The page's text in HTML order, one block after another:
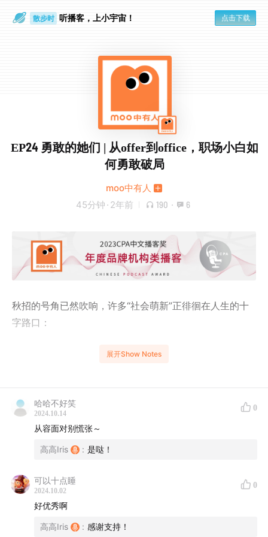
散步时 听播客，上小宇宙！ 点击下载
EP24 勇敢的她们 | 从offer到office，职场小白如
何勇敢破局
moo中有人
45分钟 · 2年前 190 · 6
秋招的号角已然吹响，许多“社会萌新”正徘徊在人生的十
字路口：
是选择考研？出国留学？还是直接踏上职场之路？
面”？
在本期节目中，我们邀请到了初入职场半年的君君和
这一段冒险旅程
力下保持勇敢的？
展开Show Notes
哈哈不好笑
2024.10.14
0
从容面对别慌张～
高高Iris : 是哒！
可以十点睡
2024.10.02
0
好优秀啊
高高Iris : 感谢支持！